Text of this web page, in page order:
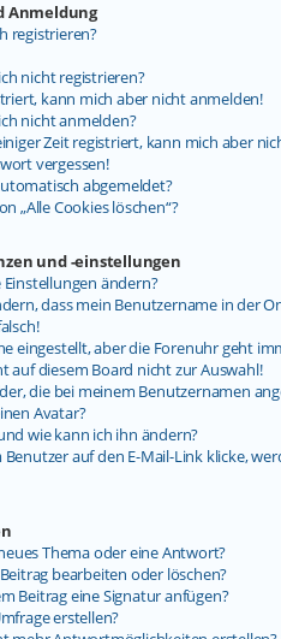
Anmeldung
registrieren?
nicht registrieren?
kann mich aber nicht anmelden!
nicht anmelden?
Zeit registriert, kann mich aber
vergessen!
abgemeldet?
„Alle Cookies löschen“?
und -einstellungen
ändern?
dass mein Benutzername in der
eingestellt, aber die Forenuhr geht
auf diesem Board nicht zur Auswahl!
die bei meinem Benutzernamen
Avatar?
wie kann ich ihn ändern?
auf den E-Mail-Link klicke,
Thema oder eine Antwort?
bearbeiten oder löschen?
Beitrag eine Signatur anfügen?
erstellen?